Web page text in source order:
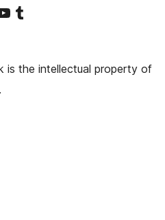
મુલાકાત લો અમારા Tumblr એકાઉન્ટની મુલાકાત લો
is the intellectual property of